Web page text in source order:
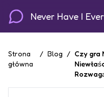
Never Have I Ever
Strona
główna
/ Blog / Czy gra